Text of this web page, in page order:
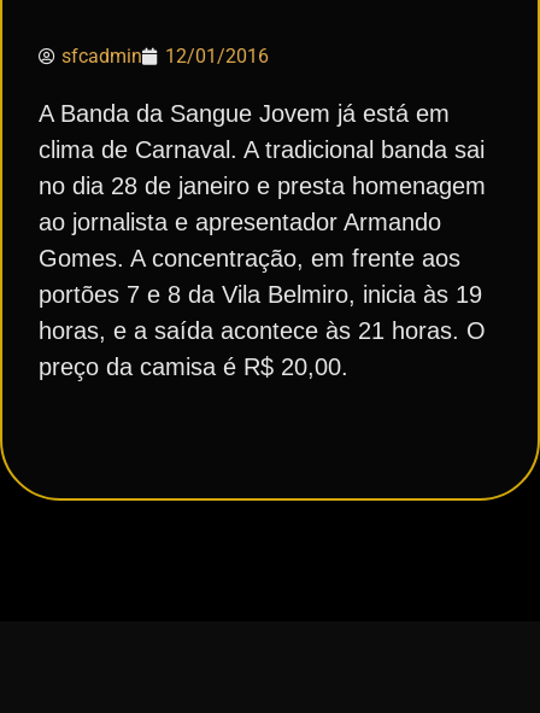
sfcadmin 12/01/2016
A Banda da Sangue Jovem já está em
clima de Carnaval. A tradicional banda sai
no dia 28 de janeiro e presta homenagem
ao jornalista e apresentador Armando
Gomes. A concentração, em frente aos
portões 7 e 8 da Vila Belmiro, inicia às 19
horas, e a saída acontece às 21 horas. O
preço da camisa é R$ 20,00.